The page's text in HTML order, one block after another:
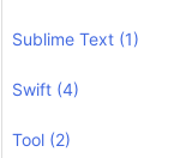
Sublime Text (1)
Swift (4)
Tool (2)